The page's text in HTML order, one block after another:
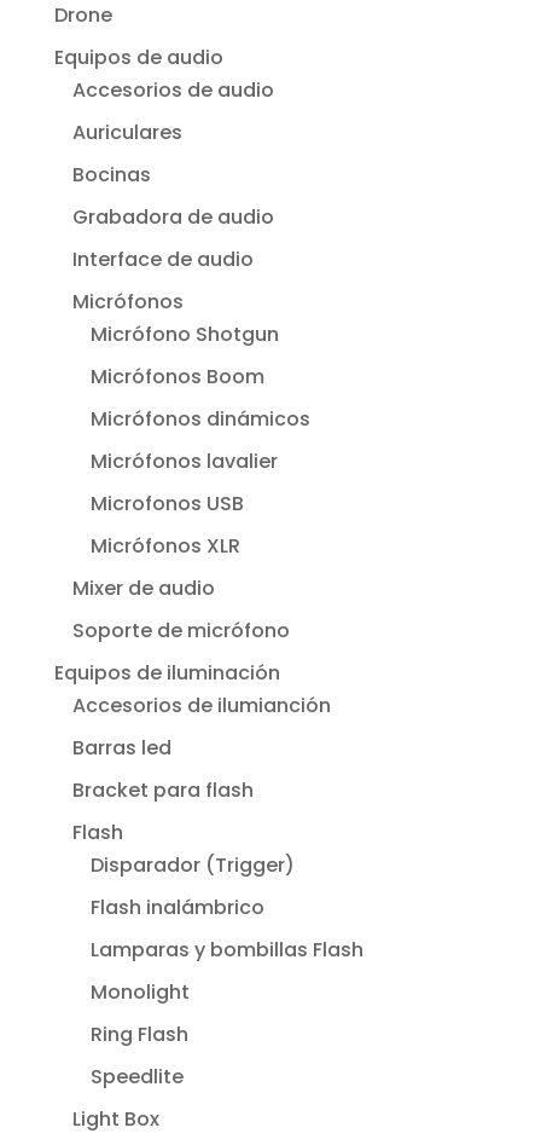
Drone
Equipos de audio
Accesorios de audio
Auriculares
Bocinas
Grabadora de audio
Interface de audio
Micrófonos
Micrófono Shotgun
Micrófonos Boom
Micrófonos dinámicos
Micrófonos lavalier
Microfonos USB
Micrófonos XLR
Mixer de audio
Soporte de micrófono
Equipos de iluminación
Accesorios de ilumianción
Barras led
Bracket para flash
Flash
Disparador (Trigger)
Flash inalámbrico
Lamparas y bombillas Flash
Monolight
Ring Flash
Speedlite
Light Box